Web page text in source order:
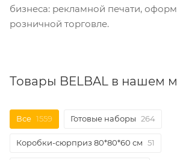
бизнеса: рекламной печати,
розничной торговле.
Товары BELBAL в нашем
Все 1559 Готовые наборы 264
Коробки-сюрприз 80*80*60 см 51